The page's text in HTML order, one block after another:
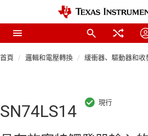
首頁 邏輯和電壓轉換 緩衝器、驅動器和收
SN74LS14